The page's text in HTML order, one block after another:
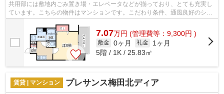
共用部には敷地内ごみ置き場・エレベータなどが揃っており、とても充実し
ています。こちらの物件はマンションです。こだわり条件、通風良好のシン
7.07万円 (管理費等：9,300円 )
敷金 0ヶ月 礼金
1ヶ月
5階 / 1K / 25.83㎡
賃貸 | マンション プレサンス梅田北ディア